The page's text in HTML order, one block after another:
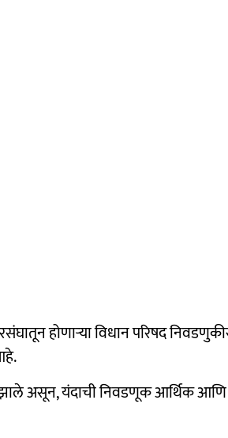
होणाऱ्या विधान परिषद
झाले असून, यंदाची निवडणूक आर्थिक आणि